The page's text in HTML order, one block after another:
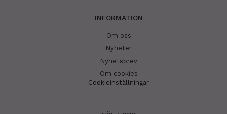
INFORMATION
Om oss
Nyheter
Nyhetsbrev
Om cookies
Cookieinställningar